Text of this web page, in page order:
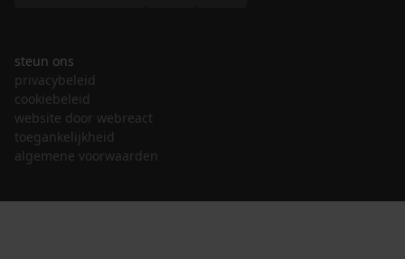
steun ons
privacybeleid
cookiebeleid
website door webreact
toegankelijkheid
algemene voorwaarden